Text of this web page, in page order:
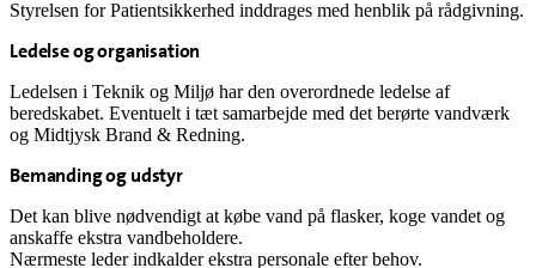
Styrelsen for Patientsikkerhed inddrages med henblik på rådgivning.
Ledelse og organisation
Ledelsen i Teknik og Miljø har den overordnede ledelse af
beredskabet. Eventuelt i tæt samarbejde med det berørte vandværk
og Midtjysk Brand & Redning.
Bemanding og udstyr
Det kan blive nødvendigt at købe vand på flasker, koge vandet og
anskaffe ekstra vandbeholdere.
Nærmeste leder indkalder ekstra personale efter behov.